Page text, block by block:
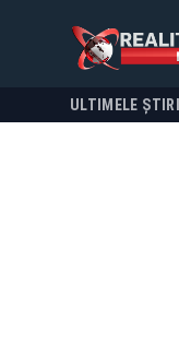
ULTIMELE ȘTIRI